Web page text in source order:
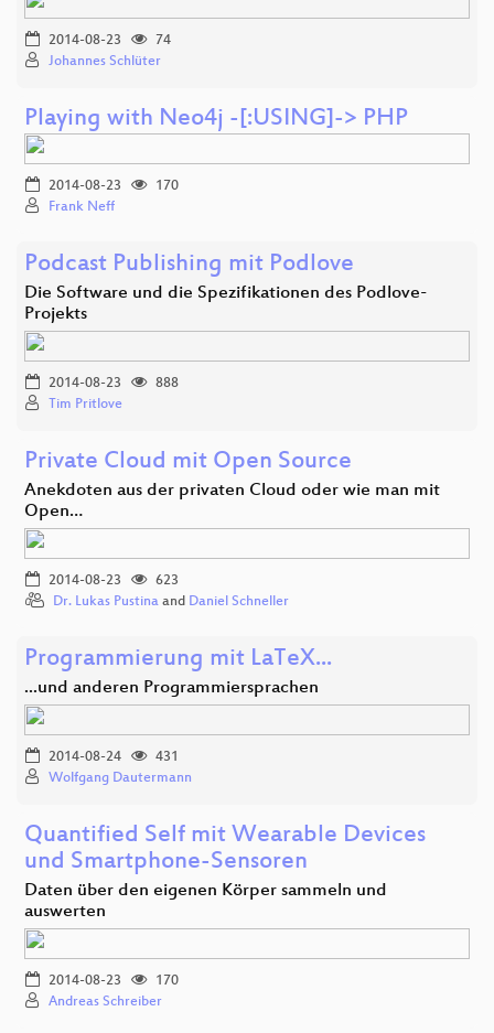
2014-08-23
74
Johannes Schlüter
Playing with Neo4j ­-[:USING]­-> PHP
2014-08-23
170
Frank Neff
Podcast Publishing mit Podlove
Die Software und die Spezifikationen des Podlove-
Projekts
2014-08-23
888
Tim Pritlove
Private Cloud mit Open Source
Anekdoten aus der privaten Cloud oder wie man mit
Open…
2014-08-23
623
Dr. Lukas Pustina and Daniel Schneller
Programmierung mit LaTeX...
...und anderen Programmiersprachen
2014-08-24
431
Wolfgang Dautermann
Quantified Self mit Wearable Devices
und Smartphone-Sensoren
Daten über den eigenen Körper sammeln und
auswerten
2014-08-23
170
Andreas Schreiber